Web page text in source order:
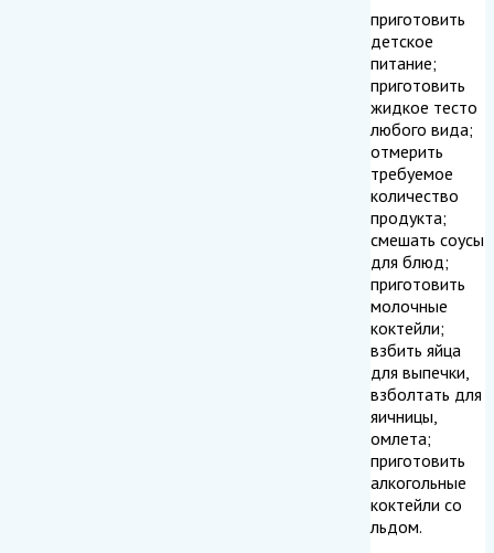
приготовить
детское
питание;
приготовить
жидкое тесто
любого вида;
отмерить
требуемое
количество
продукта;
смешать соусы
для блюд;
приготовить
молочные
коктейли;
взбить яйца
для выпечки,
взболтать для
яичницы,
омлета;
приготовить
алкогольные
коктейли со
льдом.